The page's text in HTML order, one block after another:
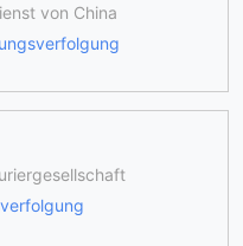
von China